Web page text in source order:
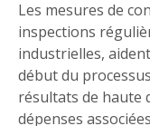
Les mesures de
inspections
industrielles,
début du
résultats de haute
dépenses